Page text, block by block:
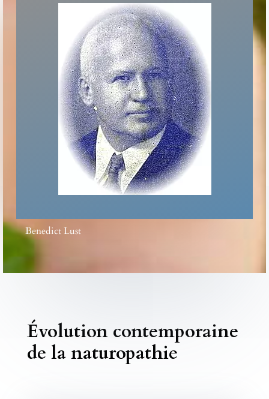
Benedict Lust
Évolution contemporaine
de la naturopathie